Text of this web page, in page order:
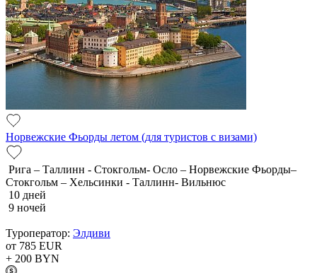
Норвежские Фьорды летом (для туристов с визами)
Рига – Таллинн - Стокгольм- Осло – Норвежские Фьорды–
Стокгольм – Хельсинки - Таллинн- Вильнюс
10 дней
9 ночей
Туроператор: Элдиви
от 785 EUR
+ 200 BYN